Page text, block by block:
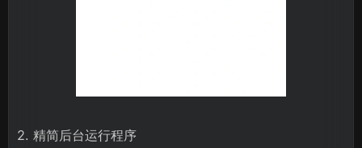
2. 精简后台运行程序